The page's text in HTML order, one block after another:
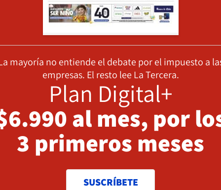
mayoría no entiende el debate por el impuesto a
empresas. El resto lee La Tercera.
Plan Digital+
al mes, por
3 primeros meses
SUSCRÍBETE